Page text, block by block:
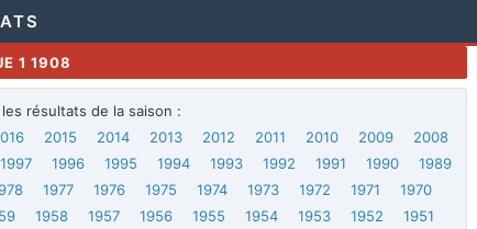
1 1908
résultats de la saison :
2015 2014 2013 2012 2011 2010 2009
2008
1997 1996 1995 1994 1993 1992 1991 1990
1989
1977 1976 1975 1974 1973 1972 1971
1970
1958 1957 1956 1955 1954 1953 1952
1951